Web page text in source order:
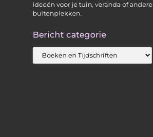
ideeën voor je tuin, veranda of andere
buitenplekken.
Bericht categorie